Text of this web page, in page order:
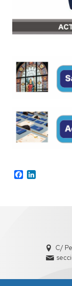
Facebook
C/